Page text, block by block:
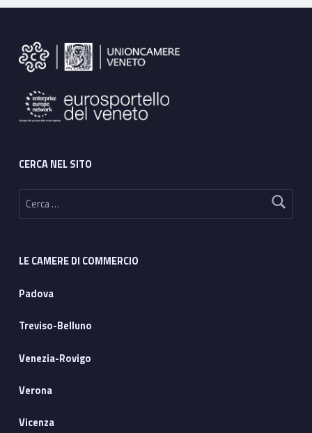
CERCA NEL SITO
Ricerca per:
LE CAMERE DI COMMERCIO
Padova
Treviso-Belluno
Venezia-Rovigo
Verona
Vicenza